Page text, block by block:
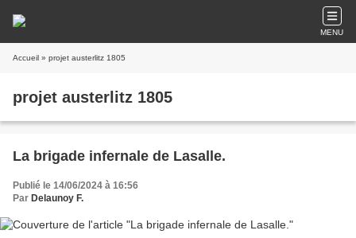
MENU
Accueil » projet austerlitz 1805
projet austerlitz 1805
La brigade infernale de Lasalle.
Publié le 14/06/2024 à 16:56
Par Delaunoy F.